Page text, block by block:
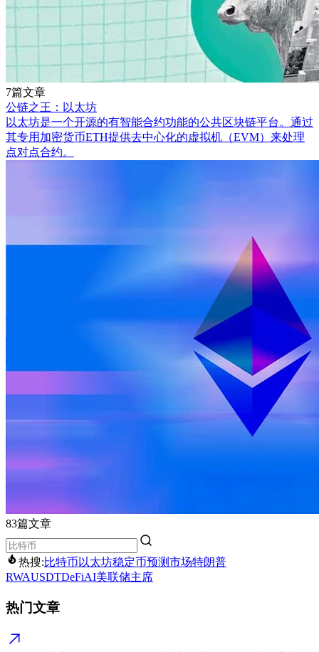
7篇文章
公链之王：以太坊
以太坊是一个开源的有智能合约功能的公共区块链平台。通过
其专用加密货币ETH提供去中心化的虚拟机（EVM）来处理
点对点合约。
83篇文章
热搜:比特币 以太坊稳定币预测市场特朗普
RWAUSDTDeFiAI美联储主席
热门文章